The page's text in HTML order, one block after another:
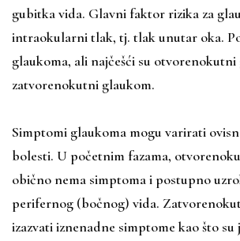
gubitka vida. Glavni faktor rizika za
intraokularni tlak, tj. tlak unutar oka.
glaukoma, ali najčešći su
zatvorenokutni glaukom.
Simptomi glaukoma mogu varirati
bolesti. U početnim fazama,
obično nema simptoma i postupno
perifernog (bočnog) vida.
izazvati iznenadne simptome kao što su